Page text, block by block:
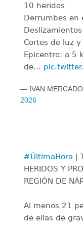
10 heridos
Derrumbes en
Cortes de luz
Epicentro: a 5
de…
— IVAN
2026
#ÚltimaHora |
HERIDOS Y
REGIÓN DE
Al menos 21
de ellas de